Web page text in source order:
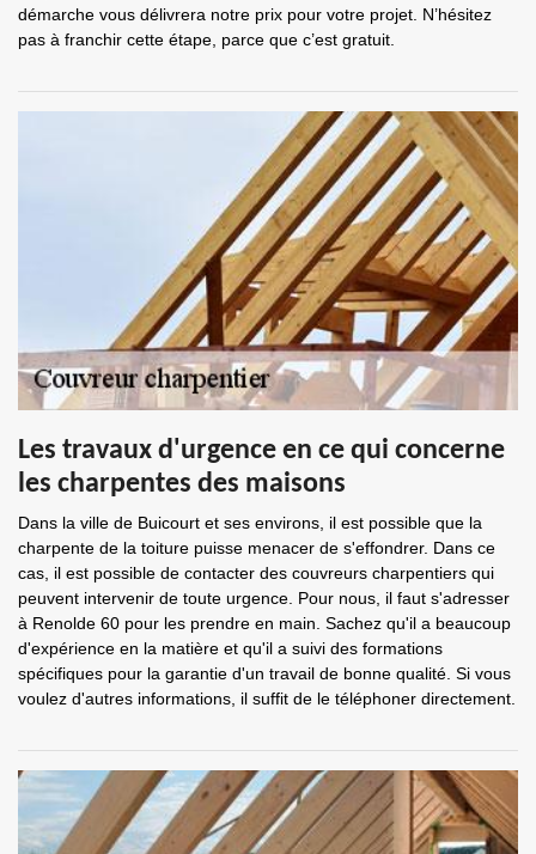
démarche vous délivrera notre prix pour votre projet. N’hésitez
pas à franchir cette étape, parce que c’est gratuit.
Les travaux d'urgence en ce qui concerne
les charpentes des maisons
Dans la ville de Buicourt et ses environs, il est possible que la
charpente de la toiture puisse menacer de s'effondrer. Dans ce
cas, il est possible de contacter des couvreurs charpentiers qui
peuvent intervenir de toute urgence. Pour nous, il faut s'adresser
à Renolde 60 pour les prendre en main. Sachez qu'il a beaucoup
d'expérience en la matière et qu'il a suivi des formations
spécifiques pour la garantie d'un travail de bonne qualité. Si vous
voulez d'autres informations, il suffit de le téléphoner directement.